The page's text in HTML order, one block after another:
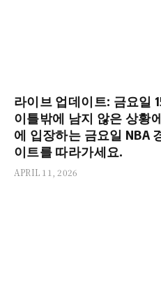
라이브 업데이트: 금요일
이틀밖에 남지 않은 상황
에 입장하는 금요일 NBA
이트를 따라가세요.
APRIL 11, 2026